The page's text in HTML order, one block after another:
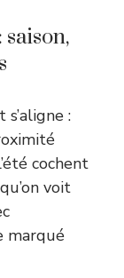
saison,
:
cochent
voit
marqué